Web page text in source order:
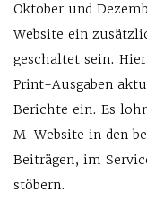
Oktober und
Website ein
geschaltet sein.
Print-Ausgaben
Berichte ein. Es
M-Website in den
Beiträgen, im
stöbern.